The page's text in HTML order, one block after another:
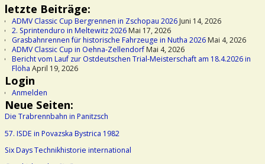
letzte Beiträge:
ADMV Classic Cup Bergrennen in Zschopau 2026Juni 14, 2026
2. Sprintenduro in Meltewitz 2026Mai 17, 2026
Grasbahnrennen für historische Fahrzeuge in Nutha 2026Mai 4, 2026
ADMV Classic Cup in Oehna-ZellendorfMai 4, 2026
Bericht vom Lauf zur Ostdeutschen Trial-Meisterschaft am 18.4.2026 in
Flöha April 19, 2026
Login
Anmelden
Neue Seiten:
Die Trabrennbahn in Panitzsch
57. ISDE in Povazska Bystrica 1982
Six Days Technikhistorie international